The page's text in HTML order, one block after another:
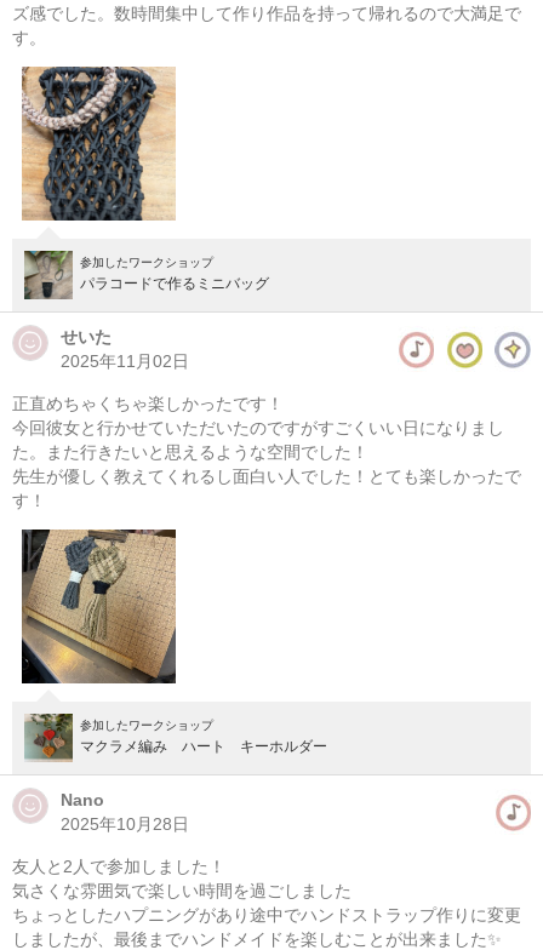
東京 （東横線）学芸大学駅から徒歩14分
08/08(土) 13:00-17:00
東京 （東横線）学芸大学駅から徒歩14分
マクラメ編み ポーチ作り
08/08(土) 13:00-18:00
東京 学芸大学駅徒歩14分
ズ感でした。数時間集中して作り作品を持って帰れるので大満足で
す。
参加したワークショップ
パラコードで作るミニバッグ
せいた
2025年11月02日
正直めちゃくちゃ楽しかったです！
今回彼女と行かせていただいたのですがすごくいい日になりまし
た。また行きたいと思えるような空間でした！
先生が優しく教えてくれるし面白い人でした！とても楽しかったで
す！
参加したワークショップ
マクラメ編み ハート キーホルダー
Nano
2025年10月28日
友人と2人で参加しました！
気さくな雰囲気で楽しい時間を過ごしました
ちょっとしたハプニングがあり途中でハンドストラップ作りに変更
しましたが、最後までハンドメイドを楽しむことが出来ました✨